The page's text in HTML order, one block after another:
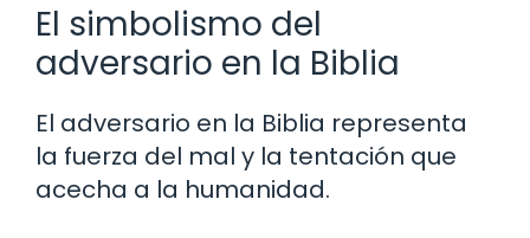
El simbolismo del
adversario en la Biblia
El adversario en la Biblia representa
la fuerza del mal y la tentación que
acecha a la humanidad.